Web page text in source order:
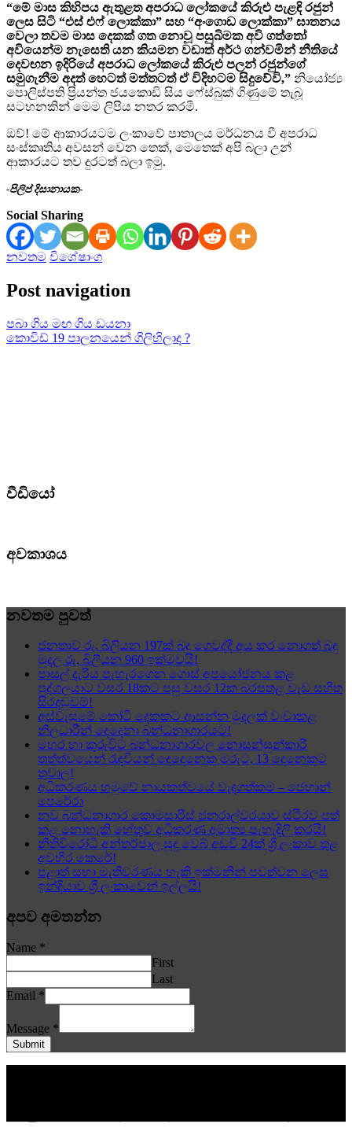
“මේ මාස කිහිපය ඇතුළත අපරාධ ලෝකයේ කිරුළු පැළඳි රජුන්
ලෙස සිටි “එස් එෆ් ලොක්කා” සහ “අංගොඩ ලොක්කා” ඝාතනය
වෙලා තවම මාස දෙකක් ගත නොවූ පසුබිමක අවි ගත්තෝ
අවියෙන්ම නැසෙති යන කියමන වඩාත් අර්ථ ගන්වමින් නීතියේ
දෙවඟන ඉදිරියේ අපරාධ ලෝකයේ කිරුළු පලන් රජුන්ගේ
සමුගැනීම අදත් හෙටත් මත්තටත් ඒ විදිහටම සිදුවේවි,” නියෝජ්‍ය
පොලිස්පති ප්‍රියන්ත ජයකොඩි සිය ෆේස්බුක් ගිණුමේ තැබූ
සටහනකින් මෙම ලිපිය නතර කරමි.
ඔව්! මේ ආකාරයටම ලංකාවේ පාතාලය මර්ධනය වී අපරාධ
සංස්කෘතිය අවසන් වෙන තෙක්, මෙතෙක් අපි බලා උන්
ආකාරයට තව දුරටත් බලා ඉමු.
-පිලිප් දිසානායක-
Social Sharing
නවතම විශේෂාංග
Post navigation
පබා ගිය මඟ ගිය ඩයනා
කොවිඩ් 19 පාලනයෙන් ගිලිහිලාද ?
වීඩියෝ
අවකාශය
නවතම පුවත්
ජනතාව රු. බිලියන 197ක් බදු ගෙවද්දී අය කර නොගත් බදු
මුදල රු. බිලියන 960 ඉක්මවයි!
පාසල් දැරිය පැහැරගෙන ගොස් අපයෝජනය කළ
පුද්ගලයාට වසර 18කට පසු වසර 12ක බරපතළ වැඩ සහිත
සිරදඬුවම්!
අස්වැසුමේ කෝටි දෙකකට ආසන්න මුදලක් වංචාකළ
නිලධාරීන් දෙදෙනා බන්ධනාගාරයට!
මහර හා කුරුවිට බන්ධනාගාරවල නොසන්සුන්කාරී
තත්ත්වයෙන් රැඳවියන් දෙදෙනෙකු මරුට, 13 දෙනෙකුට
තුවාල!
අධිකරණය හමුවේ නායකත්වයේ වැදගත්කම – ජෙහාන්
පෙරේරා
නව බන්ධනාගාර කොමසාරිස් ජනරාල්වරයාව ස්ථිරව පත්
කළ නොහැකි හේතුව අධිකරණ අමාත්‍ය පැහැදිලි කරයි!
නීතිවිරෝධී අන්තර්ජාල සූදු වෙබ් අඩවි 24ක් ශ්‍රී ලංකාව තුළ
අවහිර කෙරේ!
පළාත් සභා මැතිවරණය හැකි ඉක්මනින් පවත්වන ලෙස
ඉන්දියාව ශ්‍රී ලංකාවෙන් ඉල්ලයි!
අපව අමතන්න
Name *
First
Last
Email *
Message *
Submit